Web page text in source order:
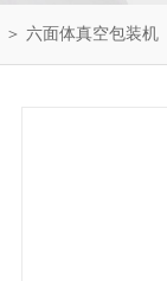
＞ 六面体真空包装机